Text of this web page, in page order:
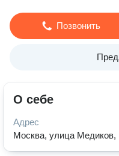
Позвонить
О себе
Адрес
Москва, улица Медиков,